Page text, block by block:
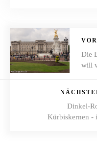
Die
will
Dinkel-
Kürbiskernen -